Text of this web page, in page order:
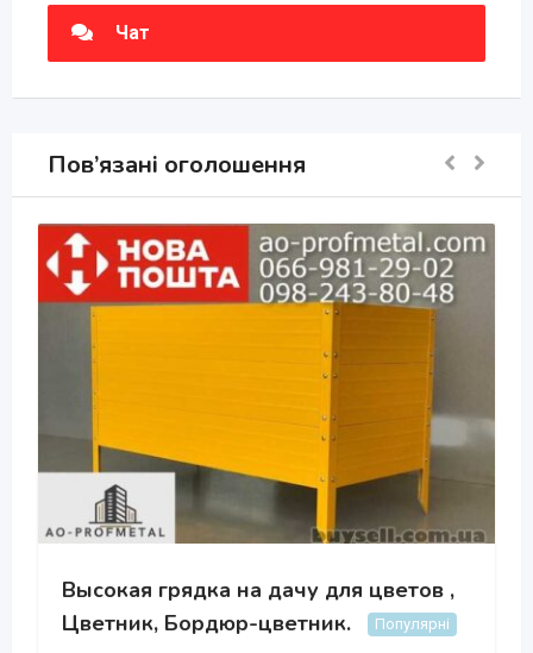
Чат
Пов’язані оголошення
Высокая грядка на дачу для цветов ,
Цветник, Бордюр-цветник.
Популярні